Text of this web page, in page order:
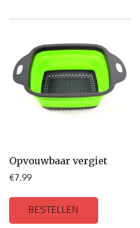
Opvouwbaar vergiet
€7.99
BESTELLEN